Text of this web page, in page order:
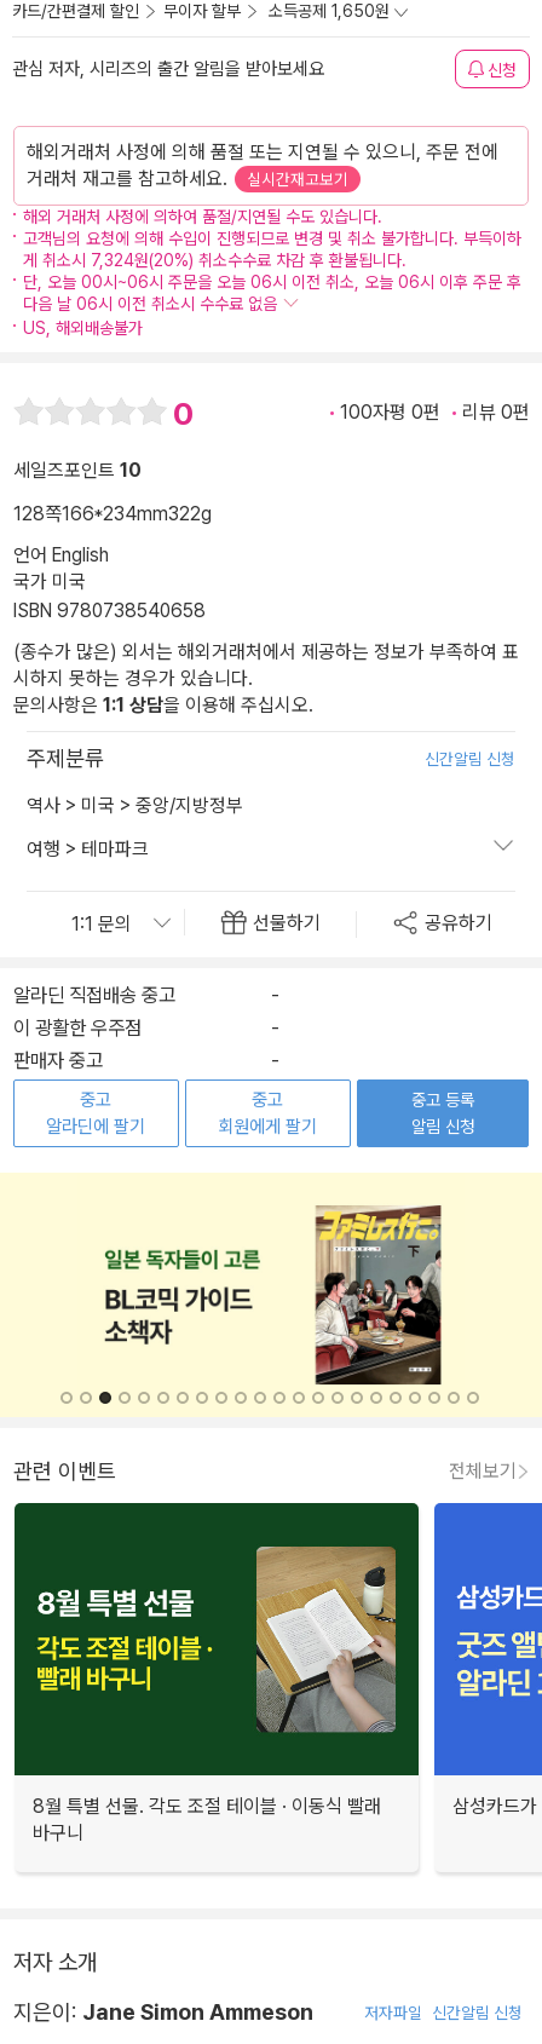
카드/간편결제 할인 무이자 할부 소득공제 1,650원
관심 저자, 시리즈의 출간 알림을 받아보세요 신청
해외거래처 사정에 의해 품절 또는 지연될 수 있으니, 주문 전에
거래처 재고를 참고하세요.
실시간재고보기
해외 거래처 사정에 의하여 품절/지연될 수도 있습니다.
고객님의 요청에 의해 수입이 진행되므로 변경 및 취소 불가합니다. 부득이하
게 취소시 7,324원(20%) 취소수수료 차감 후 환불됩니다.
단, 오늘 00시~06시 주문을 오늘 06시 이전 취소, 오늘 06시 이후 주문 후
다음 날 06시 이전 취소시 수수료 없음
US, 해외배송불가
0 100자평 0편 리뷰 0편
세일즈포인트 10
128쪽166*234mm322g
언어 English
국가 미국
ISBN 9780738540658
(종수가 많은) 외서는 해외거래처에서 제공하는 정보가 부족하여 표
시하지 못하는 경우가 있습니다.
문의사항은 1:1 상담을 이용해 주십시오.
주제분류 신간알림 신청
역사 > 미국 > 중앙/지방정부
여행 > 테마파크
선물하기 공유하기
알라딘 직접배송 중고
-
이 광활한 우주점
-
판매자 중고
-
중고
알라딘에 팔기
중고
회원에게 팔기
중고 등록
알림 신청
관련 이벤트 전체보기
8월 특별 선물. 각도 조절 테이블 · 이동식 빨래
바구니
삼성카드
저자 소개
지은이: Jane Simon Ammeson 저자파일 신간알림 신청